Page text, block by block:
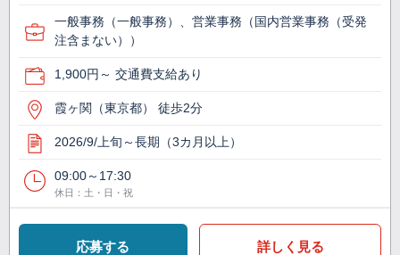
一般事務（一般事務）、営業事務（国内営業事務（受発
注含まない））
1,900円～ 交通費支給あり
霞ヶ関（東京都） 徒歩2分
2026/9/上旬～長期（3カ月以上）
09:00～17:30
休日：土・日・祝
応募する 詳しく見る